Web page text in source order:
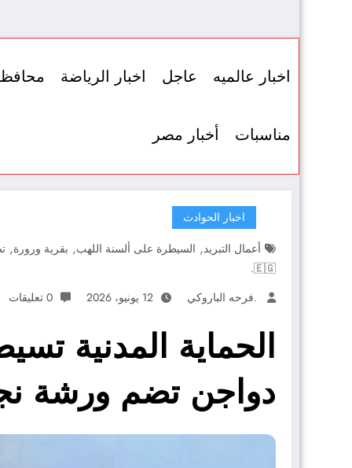
اخبار عالميه عاجل اخبار الرياضة
مناسبات أخبار مصر
اخبار الحوادث
أعمال التبريد, السيطرة على ألسنة اللهب, بقرية ورورة,
🇪🇬.
.فرحه الباروكي
12 يونيو، 2026 0 تعليقات
الحماية المدنية
دواجن تضم ورشة